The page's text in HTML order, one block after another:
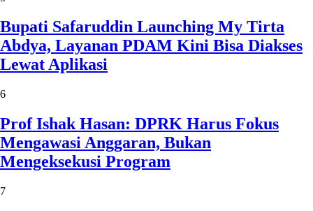
Bupati Safaruddin Launching My Tirta
Abdya, Layanan PDAM Kini Bisa Diakses
Lewat Aplikasi
6
Prof Ishak Hasan: DPRK Harus Fokus
Mengawasi Anggaran, Bukan
Mengeksekusi Program
7